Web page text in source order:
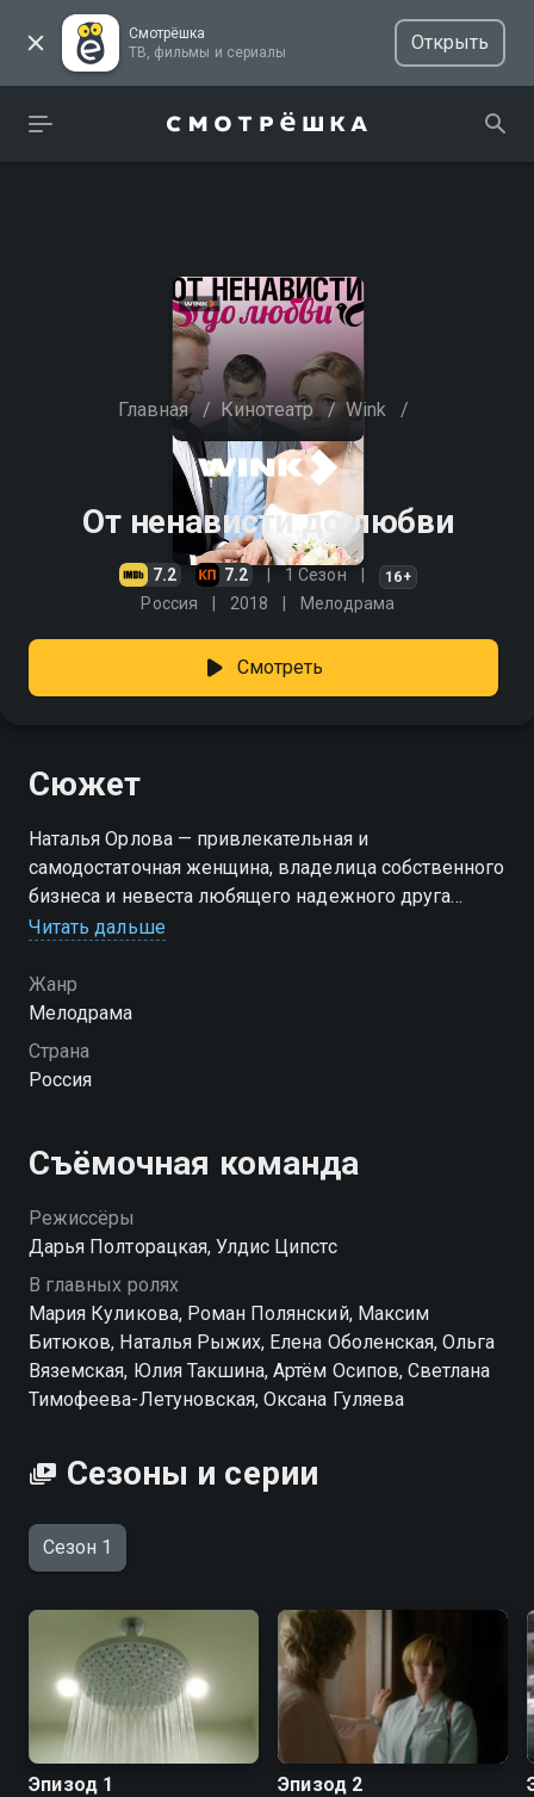
Смотрёшка
ТВ, фильмы и сериалы
Открыть
Главная / Кинотеатр / Wink /
От ненависти до любви
7.2 7.2 1 Сезон 16+
Россия 2018 Мелодрама
Смотреть
Сюжет
Наталья Орлова — привлекательная и
самодостаточная женщина, владелица собственного
бизнеса и невеста любящего надежного друга
детства. Ее идеальной жизни позавидовала бы
рутине дел и подготовке к свадьбе она вдруг
встречает мужчину своей мечты. Стоит ли рушить
комфортную и размеренную жизнь ради яркой
вспышки? Может ли страсть привести к
Читать дальше
Жанр
Мелодрама
Страна
Россия
Съёмочная команда
Режиссёры
Дарья Полторацкая, Улдис Ципстс
В главных ролях
Мария Куликова, Роман Полянский, Максим
Битюков, Наталья Рыжих, Елена Оболенская, Ольга
Вяземская, Юлия Такшина, Артём Осипов, Светлана
Тимофеева-Летуновская, Оксана Гуляева
Сезоны и серии
Сезон 1
Эпизод 1 Эпизод 2